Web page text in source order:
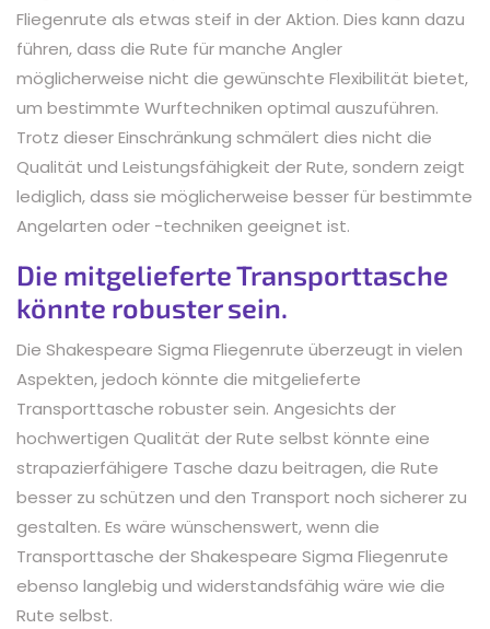
Fliegenrute als etwas steif in der Aktion. Dies kann dazu
führen, dass die Rute für manche Angler
möglicherweise nicht die gewünschte Flexibilität bietet,
um bestimmte Wurftechniken optimal auszuführen.
Trotz dieser Einschränkung schmälert dies nicht die
Qualität und Leistungsfähigkeit der Rute, sondern zeigt
lediglich, dass sie möglicherweise besser für bestimmte
Angelarten oder -techniken geeignet ist.
Die mitgelieferte Transporttasche
könnte robuster sein.
Die Shakespeare Sigma Fliegenrute überzeugt in vielen
Aspekten, jedoch könnte die mitgelieferte
Transporttasche robuster sein. Angesichts der
hochwertigen Qualität der Rute selbst könnte eine
strapazierfähigere Tasche dazu beitragen, die Rute
besser zu schützen und den Transport noch sicherer zu
gestalten. Es wäre wünschenswert, wenn die
Transporttasche der Shakespeare Sigma Fliegenrute
ebenso langlebig und widerstandsfähig wäre wie die
Rute selbst.